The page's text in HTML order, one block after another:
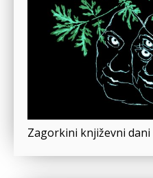
Zagorkini književni dani